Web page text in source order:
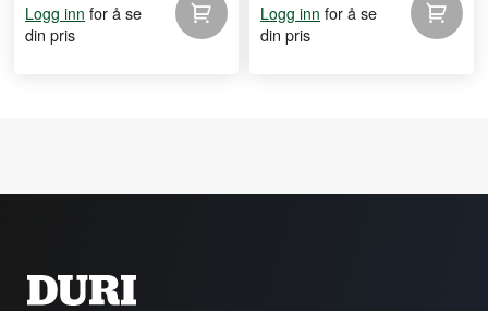
Logg inn for å se
din pris
Logg inn for å se
din pris